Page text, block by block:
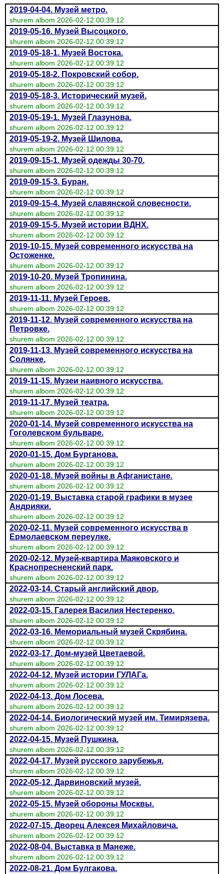
2019-04-04. Музей метро.
shurem albom 2026-02-12 00:39:12
2019-05-16. Музей Высоцкого.
shurem albom 2026-02-12 00:39:12
2019-05-18-1. Музей Востока.
shurem albom 2026-02-12 00:39:12
2019-05-18-2. Покровский собор.
shurem albom 2026-02-12 00:39:12
2019-05-18-3. Исторический музей.
shurem albom 2026-02-12 00:39:12
2019-05-19-1. Музей Глазунова.
shurem albom 2026-02-12 00:39:12
2019-05-19-2. Музей Шилова.
shurem albom 2026-02-12 00:39:12
2019-09-15-1. Музей одежды 30-70.
shurem albom 2026-02-12 00:39:12
2019-09-15-3. Буран.
shurem albom 2026-02-12 00:39:12
2019-09-15-4. Музей славянской словесности.
shurem albom 2026-02-12 00:39:12
2019-09-15-5. Музей истории ВДНХ.
shurem albom 2026-02-12 00:39:12
2019-10-15. Музей современного искусства на
Остоженке.
shurem albom 2026-02-12 00:39:12
2019-10-20. Музей Тропинина.
shurem albom 2026-02-12 00:39:12
2019-11-11. Музей Героев.
shurem albom 2026-02-12 00:39:12
2019-11-12. Музей современного искусства на
Петровке.
shurem albom 2026-02-12 00:39:12
2019-11-13. Музей современного искусства на
Солянке.
shurem albom 2026-02-12 00:39:12
2019-11-15. Музеи наивного искусства.
shurem albom 2026-02-12 00:39:12
2019-11-17. Музей театра.
shurem albom 2026-02-12 00:39:12
2020-01-14. Музей современного искусства на
Гоголевском бульваре.
shurem albom 2026-02-12 00:39:12
2020-01-15. Дом Бурганова.
shurem albom 2026-02-12 00:39:12
2020-01-18. Музей войны в Афганистане.
shurem albom 2026-02-12 00:39:12
2020-01-19. Выставка старой графики в музее
Андрияки.
shurem albom 2026-02-12 00:39:12
2020-02-11. Музей современного искусства в
Ермолаевском переулке.
shurem albom 2026-02-12 00:39:12
2020-02-12. Музей-квартира Маяковского и
Краснопресненский парк.
shurem albom 2026-02-12 00:39:12
2022-03-14. Старый английский двор.
shurem albom 2026-02-12 00:39:12
2022-03-15. Галерея Василия Нестеренко.
shurem albom 2026-02-12 00:39:12
2022-03-16. Мемориальный музей Скрябина.
shurem albom 2026-02-12 00:39:12
2022-03-17. Дом-музей Цветаевой.
shurem albom 2026-02-12 00:39:12
2022-04-12. Музей истории ГУЛАГа.
shurem albom 2026-02-12 00:39:12
2022-04-13. Дом Лосева.
shurem albom 2026-02-12 00:39:12
2022-04-14. Биологический музей им. Тимирязева.
shurem albom 2026-02-12 00:39:12
2022-04-15. Музей Пушкина.
shurem albom 2026-02-12 00:39:12
2022-04-17. Музей русского зарубежья.
shurem albom 2026-02-12 00:39:12
2022-05-12. Дарвиновский музей.
shurem albom 2026-02-12 00:39:12
2022-05-15. Музей обороны Москвы.
shurem albom 2026-02-12 00:39:12
2022-07-15. Дворец Алексея Михайловича.
shurem albom 2026-02-12 00:39:12
2022-08-04. Выставка в Манеже.
shurem albom 2026-02-12 00:39:12
2022-08-21. Дом Булгакова.